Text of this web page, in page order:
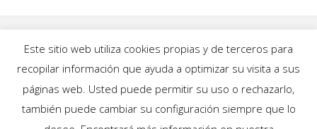
homenaje
Este sitio web utiliza cookies propias y de terceros para
recopilar información que ayuda a optimizar su visita a sus
páginas web. Usted puede permitir su uso o rechazarlo,
también puede cambiar su configuración siempre que lo